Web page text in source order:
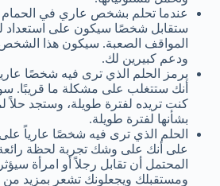
عندما تحلم بشخص عاري في الحمام
ستقابل شخصًا سيكون على استعداد
المواقف الصعبة. سيكون هذا
ودعم كبيرين لك.
يرمز الحلم الذي ترى فيه شخصًا
أنك ستتغلب على مشكلة ما قريبًا.
كنت تريده لفترة طويلة، وستجد
بشأنها لفترة طويلة.
الحلم الذي ترى فيه شخصًا عارياً
على أنك على وشك تجربة لحظة
المحتمل أن تقابل رجلاً أو امرأة
ومستقبلك ويجعلونك تشعر بمزيد من